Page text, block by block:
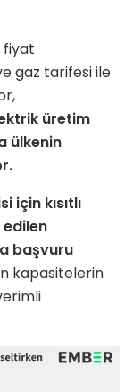
fiyat
gaz tarifesi ile
üretim
ülkenin
için kısıtlı
edilen
başvuru
kapasitelerin